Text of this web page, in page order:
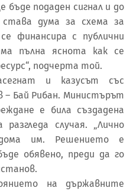
подаден сигнал и до
дума за схема за
финансира с публични
пълна яснота как се
подчерта той.
и казусът със
– Бай Рибан. Министърът
е била създадена
случая. „Лично
им. Решението е
обявено, преди да го
на държавните